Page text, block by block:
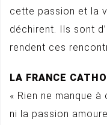
cette passion et la
déchirent. Ils sont
rendent ces
LA FRANCE
« Rien ne manque
ni la passion